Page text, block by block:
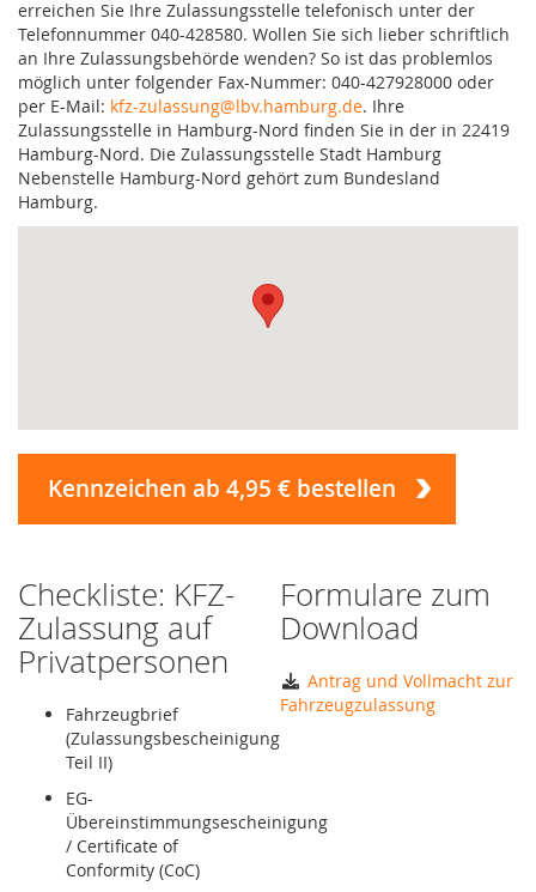
erreichen Sie Ihre Zulassungsstelle telefonisch unter der
Telefonnummer 040-428580. Wollen Sie sich lieber schriftlich
an Ihre Zulassungsbehörde wenden? So ist das problemlos
möglich unter folgender Fax-Nummer: 040-427928000 oder
per E-Mail: kfz-zulassung@lbv.hamburg.de. Ihre
Zulassungsstelle in Hamburg-Nord finden Sie in der in 22419
Hamburg-Nord. Die Zulassungsstelle Stadt Hamburg
Nebenstelle Hamburg-Nord gehört zum Bundesland
Hamburg.
Kennzeichen ab 4,95 € bestellen
Checkliste: KFZ-
Zulassung auf
Privatpersonen
Fahrzeugbrief
(Zulassungsbescheinigung
Teil II)
EG-
Übereinstimmungsescheinigung
/ Certificate of
Conformity (CoC)
Formulare zum
Download
Antrag und Vollmacht zur
Fahrzeugzulassung